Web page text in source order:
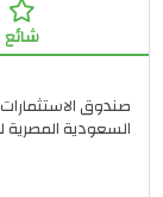
شائع
صندوق
السعودية المصرية